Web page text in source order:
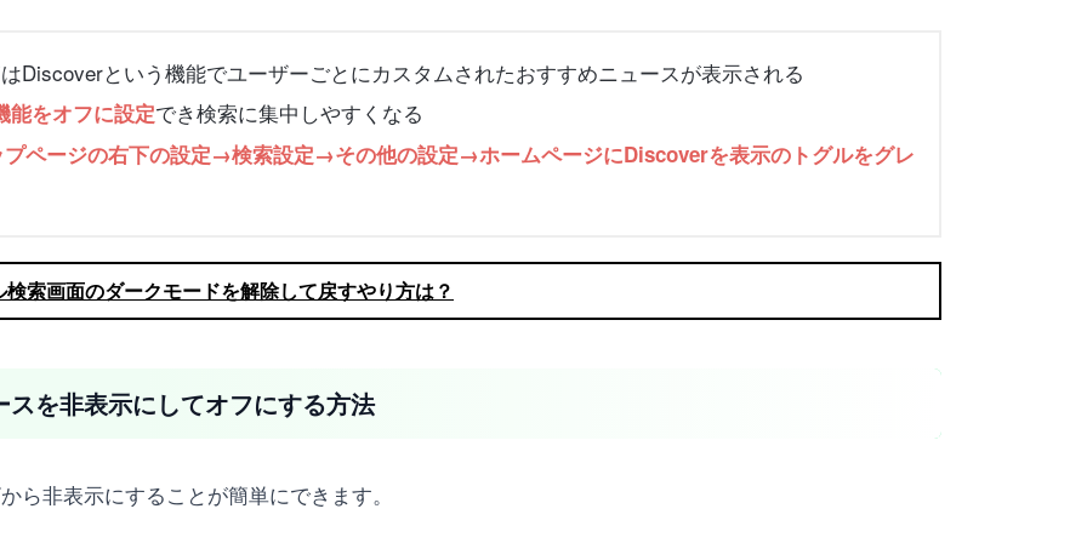
Discoverという機能でユーザーごとにカスタムされたおすすめニュースが表示される
能をオフに設定でき検索に集中しやすくなる
ページの右下の設定→検索設定→その他の設定→ホームページにDiscoverを表示のトグルをグレ
索画面のダークモードを解除して戻すやり方は？
を非表示にしてオフにする方法
ら非表示にすることが簡単にできます。